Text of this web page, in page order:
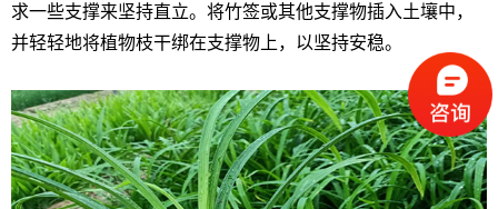
求一些支撑来坚持直立。将竹签或其他支撑物插入土壤中，
并轻轻地将植物枝干绑在支撑物上，以坚持安稳。